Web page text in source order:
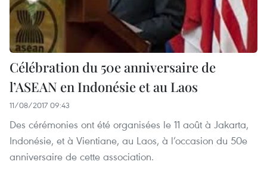
Célébration du 50e anniversaire de
l’ASEAN en Indonésie et au Laos
11/08/2017 09:43
Des cérémonies ont été organisées le 11 août à Jakarta,
Indonésie, et à Vientiane, au Laos, à l’occasion du 50e
anniversaire de cette association.